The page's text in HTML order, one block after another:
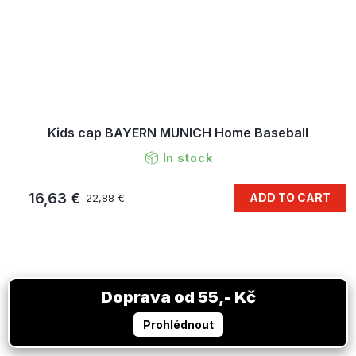
Kids cap BAYERN MUNICH Home Baseball
In stock
22,88 €
16,63 € ADD TO CART